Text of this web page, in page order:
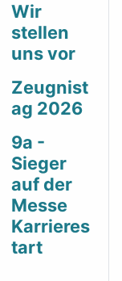
Wir
stellen
uns vor
Zeugnist
ag 2026
9a -
Sieger
auf der
Messe
Karrieres
tart